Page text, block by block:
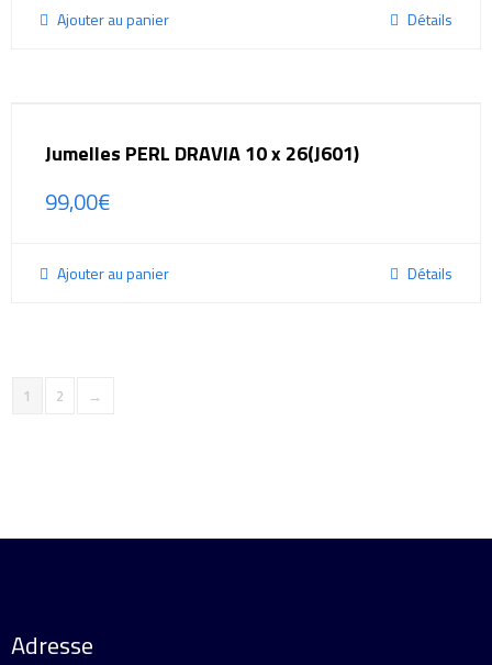
Ajouter au panier Détails
Jumelles PERL DRAVIA 10 x 26(J601)
99,00€
Ajouter au panier Détails
1 2 →
Adresse